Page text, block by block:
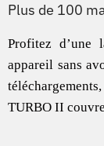
Plus de 100
Profitez d’une
appareil sans
TURBO II